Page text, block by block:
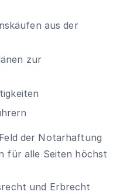
aus der
zur
der Notarhaftung
für alle Seiten höchst
und Erbrecht